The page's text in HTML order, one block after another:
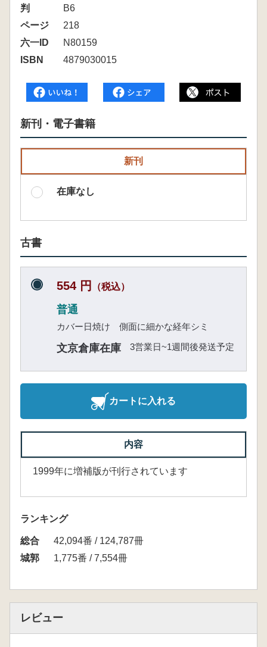
判
B6
ページ
218
六一ID
N80159
ISBN
4879030015
新刊・電子書籍
新刊
在庫なし
古書
554 円 （税込）
普通
カバー日焼け 側面に細かな経年シミ
文京倉庫在庫 3営業日~1週間後発送予定
カートに入れる
内容
1999年に増補版が刊行されています
ランキング
総合
42,094番 / 124,787冊
城郭
1,775番 / 7,554冊
レビュー